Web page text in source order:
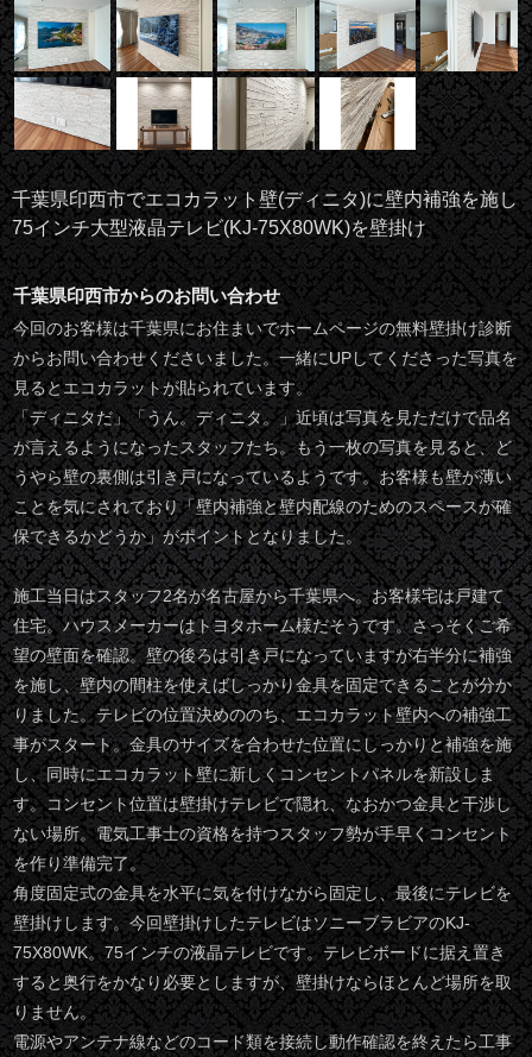
千葉県印西市でエコカラット壁(ディニタ)に壁内補強を施し
75インチ大型液晶テレビ(KJ-75X80WK)を壁掛け
千葉県印西市からのお問い合わせ
今回のお客様は千葉県にお住まいでホームページの無料壁掛け診断
からお問い合わせくださいました。一緒にUPしてくださった写真を
見るとエコカラットが貼られています。
「ディニタだ」「うん。ディニタ。」近頃は写真を見ただけで品名
が言えるようになったスタッフたち。もう一枚の写真を見ると、ど
うやら壁の裏側は引き戸になっているようです。お客様も壁が薄い
ことを気にされており「壁内補強と壁内配線のためのスペースが確
保できるかどうか」がポイントとなりました。
施工当日はスタッフ2名が名古屋から千葉県へ。お客様宅は戸建て
住宅。ハウスメーカーはトヨタホーム様だそうです。さっそくご希
望の壁面を確認。壁の後ろは引き戸になっていますが右半分に補強
を施し、壁内の間柱を使えばしっかり金具を固定できることが分か
りました。テレビの位置決めののち、エコカラット壁内への補強工
事がスタート。金具のサイズを合わせた位置にしっかりと補強を施
し、同時にエコカラット壁に新しくコンセントパネルを新設しま
す。コンセント位置は壁掛けテレビで隠れ、なおかつ金具と干渉し
ない場所。電気工事士の資格を持つスタッフ勢が手早くコンセント
を作り準備完了。
角度固定式の金具を水平に気を付けながら固定し、最後にテレビを
壁掛けします。今回壁掛けしたテレビはソニーブラビアのKJ-
75X80WK。75インチの液晶テレビです。テレビボードに据え置き
すると奥行をかなり必要としますが、壁掛けならほとんど場所を取
りません。
電源やアンテナ線などのコード類を接続し動作確認を終えたら工事